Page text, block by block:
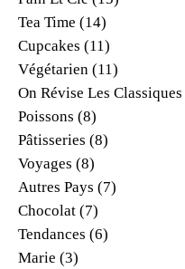
Tea Time (14)
Cupcakes (11)
Végétarien (11)
On Révise Les Classiques
Poissons (8)
Pâtisseries (8)
Voyages (8)
Autres Pays (7)
Chocolat (7)
Tendances (6)
Marie (3)